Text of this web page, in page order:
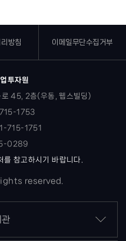
방침 이메일무단수집거부
투자원
45, 2층(우동, 웹스빌딩)
1753
715-1751
0289
참고하시기 바랍니다.
reserved.
관